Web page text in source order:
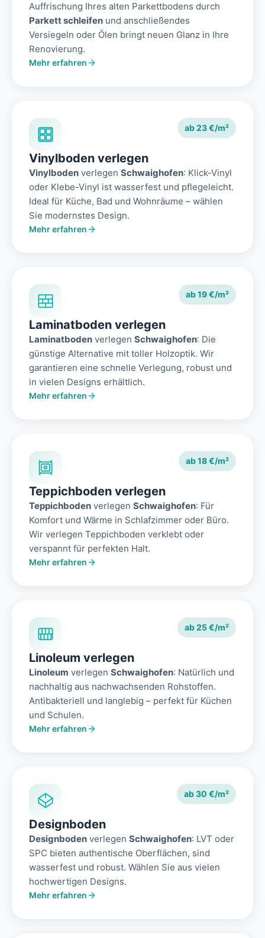
Auffrischung Ihres alten Parkettbodens durch
Parkett schleifen und anschließendes
Versiegeln oder Ölen bringt neuen Glanz in Ihre
Renovierung.
Mehr erfahren
ab 23 €/m²
Vinylboden verlegen
Vinylboden verlegen Schwaighofen: Klick-Vinyl
oder Klebe-Vinyl ist wasserfest und pflegeleicht.
Ideal für Küche, Bad und Wohnräume – wählen
Sie modernstes Design.
Mehr erfahren
ab 19 €/m²
Laminatboden verlegen
Laminatboden verlegen Schwaighofen: Die
günstige Alternative mit toller Holzoptik. Wir
garantieren eine schnelle Verlegung, robust und
in vielen Designs erhältlich.
Mehr erfahren
ab 18 €/m²
Teppichboden verlegen
Teppichboden verlegen Schwaighofen: Für
Komfort und Wärme in Schlafzimmer oder Büro.
Wir verlegen Teppichboden verklebt oder
verspannt für perfekten Halt.
Mehr erfahren
ab 25 €/m²
Linoleum verlegen
Linoleum verlegen Schwaighofen: Natürlich und
nachhaltig aus nachwachsenden Rohstoffen.
Antibakteriell und langlebig – perfekt für Küchen
und Schulen.
Mehr erfahren
ab 30 €/m²
Designboden
Designboden verlegen Schwaighofen: LVT oder
SPC bieten authentische Oberflächen, sind
wasserfest und robust. Wählen Sie aus vielen
hochwertigen Designs.
Mehr erfahren